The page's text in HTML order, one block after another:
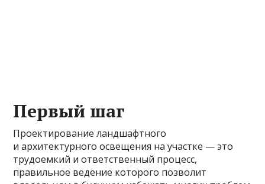
Первый шаг
Проектирование ландшафтного
и архитектурного освещения на участке — это
трудоемкий и ответственный процесс,
правильное ведение которого позволит